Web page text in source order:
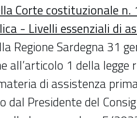
Corte costituzionale
- Livelli essenziali di
Regione Sardegna 31
all’articolo 1 della legge
di assistenza
dal Presidente del